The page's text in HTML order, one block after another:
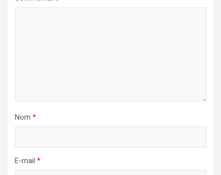
Nom *
E-mail *